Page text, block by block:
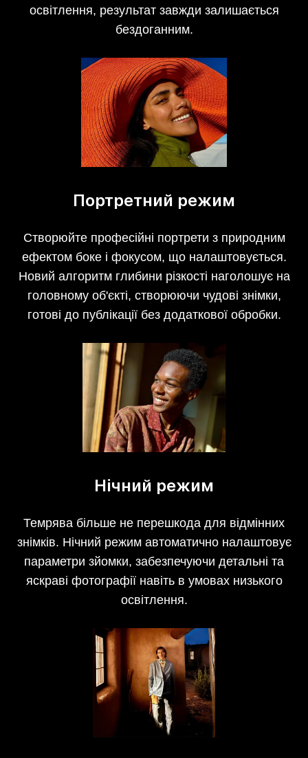
освітлення, результат завжди залишається
бездоганним.
Портретний режим
Створюйте професійні портрети з природним
ефектом боке і фокусом, що налаштовується.
Новий алгоритм глибини різкості наголошує на
головному об'єкті, створюючи чудові знімки,
готові до публікації без додаткової обробки.
Нічний режим
Темрява більше не перешкода для відмінних
знімків. Нічний режим автоматично налаштовує
параметри зйомки, забезпечуючи детальні та
яскраві фотографії навіть в умовах низького
освітлення.